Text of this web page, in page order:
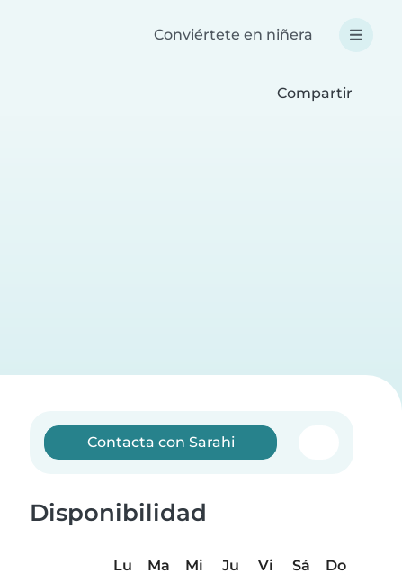
Conviértete en niñera
Compartir
Contacta con Sarahi
Disponibilidad
Lu Ma Mi Ju Vi Sá
Do